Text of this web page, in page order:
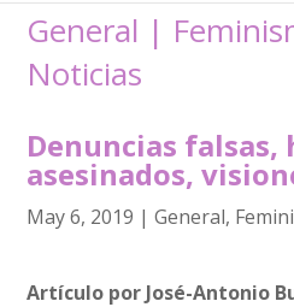
General |
Noticias
Denuncias falsas,
asesinados,
May 6, 2019 |General,
Artículo por José-Antonio